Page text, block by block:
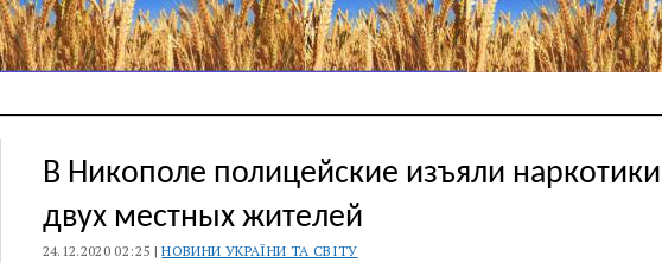
В Никополе полицейские изъяли
двух местных жителей
24.12.2020 02:25 |НОВИНИ УКРАЇНИ ТА СВІТУ